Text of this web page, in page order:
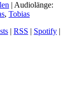
| Audiolänge:
, Tobias
| RSS | Spotify |